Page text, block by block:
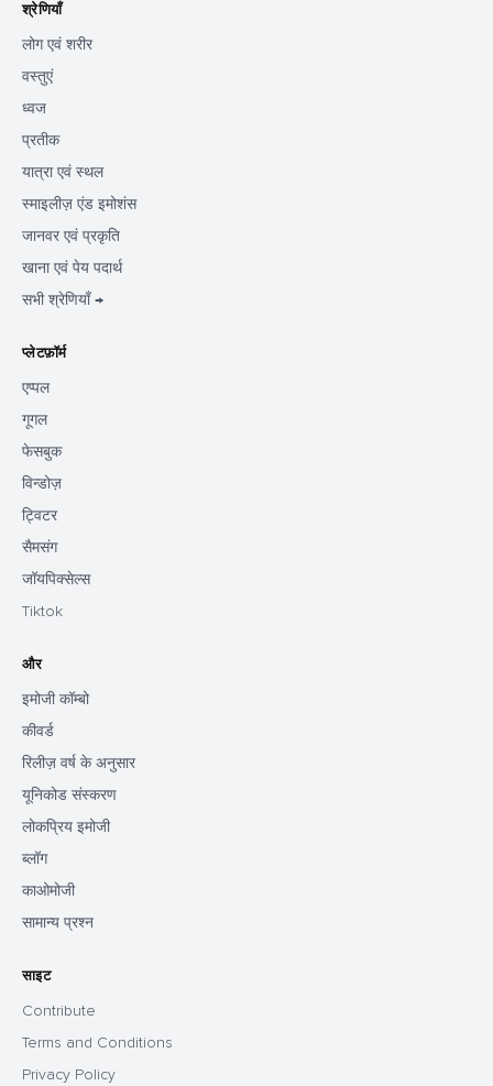
श्रेणियाँ
लोग एवं शरीर
वस्तुएं
ध्वज
प्रतीक
यात्रा एवं स्थल
स्माइलीज़ एंड इमोशंस
जानवर एवं प्रकृति
खाना एवं पेय पदार्थ
सभी श्रेणियाँ →
प्लेटफ़ॉर्म
एप्पल
गूगल
फेसबुक
विन्डोज़
ट्विटर
सैमसंग
जॉयपिक्सेल्स
Tiktok
और
इमोजी कॉम्बो
कीवर्ड
रिलीज़ वर्ष के अनुसार
यूनिकोड संस्करण
लोकप्रिय इमोजी
ब्लॉग
काओमोजी
सामान्य प्रश्न
साइट
Contribute
Terms and Conditions
Privacy Policy